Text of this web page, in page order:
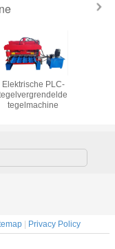
Elektrische PLC-
tegelmachine
|
Privacy Policy